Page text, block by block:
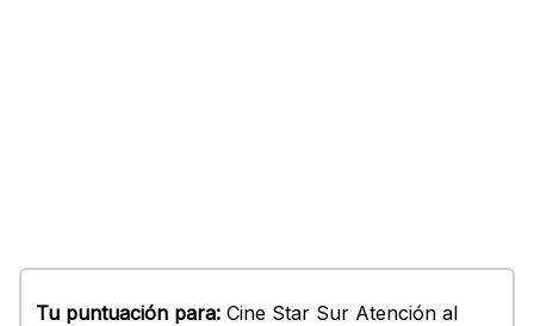
Tu puntuación para: Cine Star Sur Atención al